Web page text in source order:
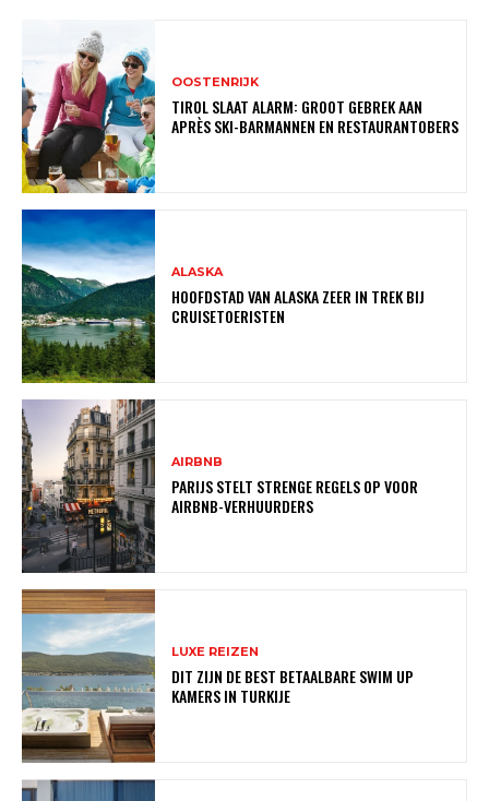
OOSTENRIJK
TIROL SLAAT ALARM: GROOT GEBREK AAN
APRÈS SKI-BARMANNEN EN RESTAURANTOBERS
ALASKA
HOOFDSTAD VAN ALASKA ZEER IN TREK BIJ
CRUISETOERISTEN
AIRBNB
PARIJS STELT STRENGE REGELS OP VOOR
AIRBNB-VERHUURDERS
LUXE REIZEN
DIT ZIJN DE BEST BETAALBARE SWIM UP
KAMERS IN TURKIJE